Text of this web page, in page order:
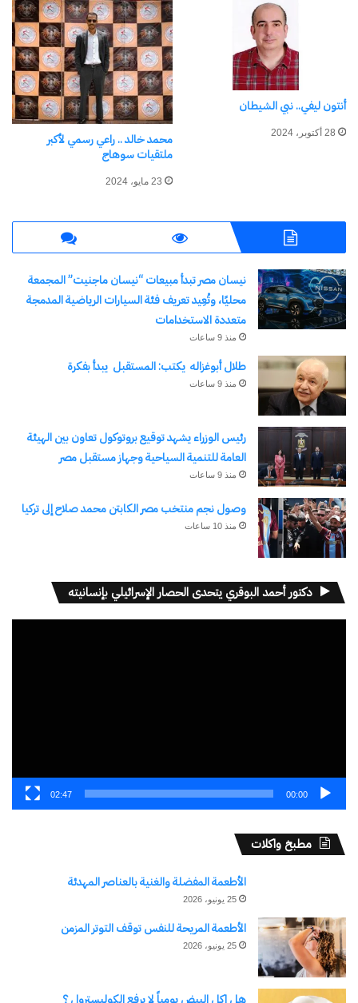
أنتون ليفي.. نبي الشيطان
28 أكتوبر، 2024
محمد خالد .. راعي رسمي لأكبر
ملتقيات سوهاج
23 مايو، 2024
نيسان مصر تبدأ مبيعات “نيسان ماجنيت” المجمعة
محليًا، وتُعِيد تعريف فئة السيارات الرياضية المدمجة
متعددة الاستخدامات
منذ 9 ساعات
طلال أبوغزاله يكتب: المستقبل يبدأ بفكرة
منذ 9 ساعات
رئيس الوزراء يشهد توقيع بروتوكول تعاون بين الهيئة
العامة للتنمية السياحية وجهاز مستقبل مصر
منذ 9 ساعات
وصول نجم منتخب مصر الكابتن محمد صلاح إلى تركيا
منذ 10 ساعات
دكتور أحمد البوقري يتحدى الحصار الإسرائيلي بإنسانيته
00:00
02:47
مطبخ واكلات
الأطعمة المفضلة والغنية بالعناصر المهدئة
25 يونيو، 2026
الأطعمة المريحة للنفس توقف التوتر المزمن
25 يونيو، 2026